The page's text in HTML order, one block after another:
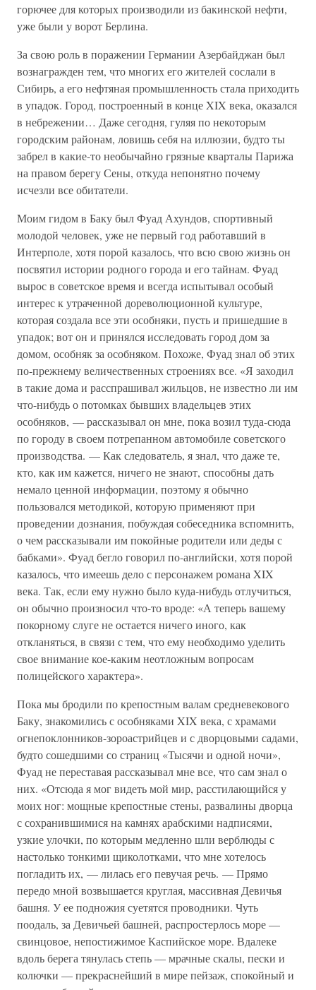
горючее для которых производили из бакинской нефти,
уже были у ворот Берлина.
За свою роль в поражении Германии Азербайджан был
вознагражден тем, что многих его жителей сослали в
Сибирь, а его нефтяная промышленность стала приходить
в упадок. Город, построенный в конце XIX века, оказался
в небрежении… Даже сегодня, гуляя по некоторым
городским районам, ловишь себя на иллюзии, будто ты
забрел в какие-то необычайно грязные кварталы Парижа
на правом берегу Сены, откуда непонятно почему
исчезли все обитатели.
Моим гидом в Баку был Фуад Ахундов, спортивный
молодой человек, уже не первый год работавший в
Интерполе, хотя порой казалось, что всю свою жизнь он
посвятил истории родного города и его тайнам. Фуад
вырос в советское время и всегда испытывал особый
интерес к утраченной дореволюционной культуре,
которая создала все эти особняки, пусть и пришедшие в
упадок; вот он и принялся исследовать город дом за
домом, особняк за особняком. Похоже, Фуад знал об этих
по-прежнему величественных строениях все. «Я заходил
в такие дома и расспрашивал жильцов, не известно ли им
что-нибудь о потомках бывших владельцев этих
особняков, — рассказывал он мне, пока возил туда-сюда
по городу в своем потрепанном автомобиле советского
производства. — Как следователь, я знал, что даже те,
кто, как им кажется, ничего не знают, способны дать
немало ценной информации, поэтому я обычно
пользовался методикой, которую применяют при
проведении дознания, побуждая собеседника вспомнить,
о чем рассказывали им покойные родители или деды с
бабками». Фуад бегло говорил по-английски, хотя порой
казалось, что имеешь дело с персонажем романа XIX
века. Так, если ему нужно было куда-нибудь отлучиться,
он обычно произносил что-то вроде: «А теперь вашему
покорному слуге не остается ничего иного, как
откланяться, в связи с тем, что ему необходимо уделить
свое внимание кое-каким неотложным вопросам
полицейского характера».
Пока мы бродили по крепостным валам средневекового
Баку, знакомились с особняками XIX века, с храмами
огнепоклонников-зороастрийцев и с дворцовыми садами,
будто сошедшими со страниц «Тысячи и одной ночи»,
Фуад не переставая рассказывал мне все, что сам знал о
них. «Отсюда я мог видеть мой мир, расстилающийся у
моих ног: мощные крепостные стены, развалины дворца
с сохранившимися на камнях арабскими надписями,
узкие улочки, по которым медленно шли верблюды с
настолько тонкими щиколотками, что мне хотелось
погладить их, — лилась его певучая речь. — Прямо
передо мной возвышается круглая, массивная Девичья
башня. У ее подножия суетятся проводники. Чуть
поодаль, за Девичьей башней, распростерлось море —
свинцовое, непостижимое Каспийское море. Вдалеке
вдоль берега тянулась степь — мрачные скалы, пески и
колючки — прекраснейший в мире пейзаж, спокойный и